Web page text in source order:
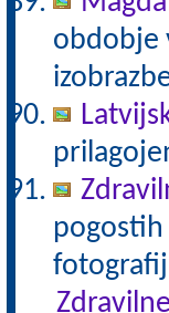
obdobje
pogostih